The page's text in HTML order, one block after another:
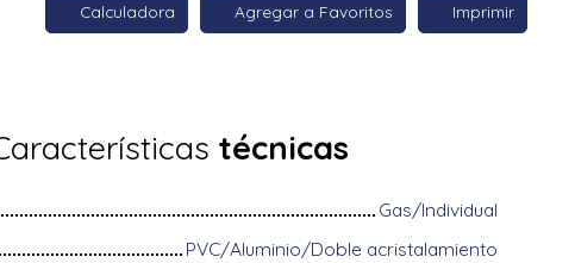
Calculadora Agregar a Favoritos Imprimir
técnicas
Gas/Individual
PVC/Aluminio/Doble acristalamiento